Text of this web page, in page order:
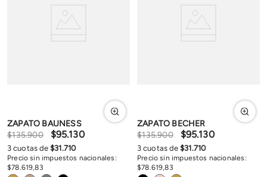
ZAPATO BAUNESS
$135.900 $95.130
Precio sin impuestos nacionales:
$78 619,83
3 cuotas de$31.710
ZAPATO BECHER
$135.900 $95.130
Precio sin impuestos nacionales:
$78 619,83
3 cuotas de$31.710